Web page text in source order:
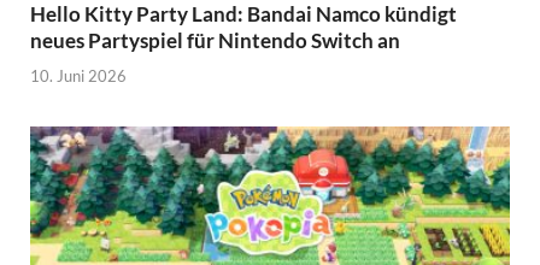
Hello Kitty Party Land: Bandai Namco kündigt
neues Partyspiel für Nintendo Switch an
10. Juni 2026